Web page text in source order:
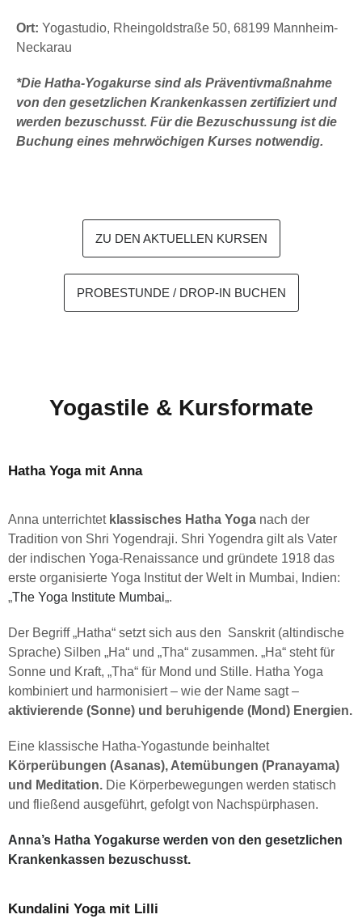
Ort: Yogastudio, Rheingoldstraße 50, 68199 Mannheim-
Neckarau
*Die Hatha-Yogakurse sind als Präventivmaßnahme
von den gesetzlichen Krankenkassen zertifiziert und
werden bezuschusst. Für die Bezuschussung ist die
Buchung eines mehrwöchigen Kurses notwendig.
ZU DEN AKTUELLEN KURSEN
PROBESTUNDE / DROP-IN BUCHEN
Yogastile & Kursformate
Hatha Yoga mit Anna
Anna unterrichtet klassisches Hatha Yoga nach der
Tradition von Shri Yogendraji. Shri Yogendra gilt als Vater
der indischen Yoga-Renaissance und gründete 1918 das
erste organisierte Yoga Institut der Welt in Mumbai, Indien:
„The Yoga Institute Mumbai„.
Der Begriff „Hatha“ setzt sich aus den Sanskrit (altindische
Sprache) Silben „Ha“ und „Tha“ zusammen. „Ha“ steht für
Sonne und Kraft, „Tha“ für Mond und Stille. Hatha Yoga
kombiniert und harmonisiert – wie der Name sagt –
aktivierende (Sonne) und beruhigende (Mond) Energien.
Eine klassische Hatha-Yogastunde beinhaltet
Körperübungen (Asanas), Atemübungen (Pranayama)
und Meditation. Die Körperbewegungen werden statisch
und fließend ausgeführt, gefolgt von Nachspürphasen.
Anna’s Hatha Yogakurse werden von den gesetzlichen
Krankenkassen bezuschusst.
Kundalini Yoga mit Lilli